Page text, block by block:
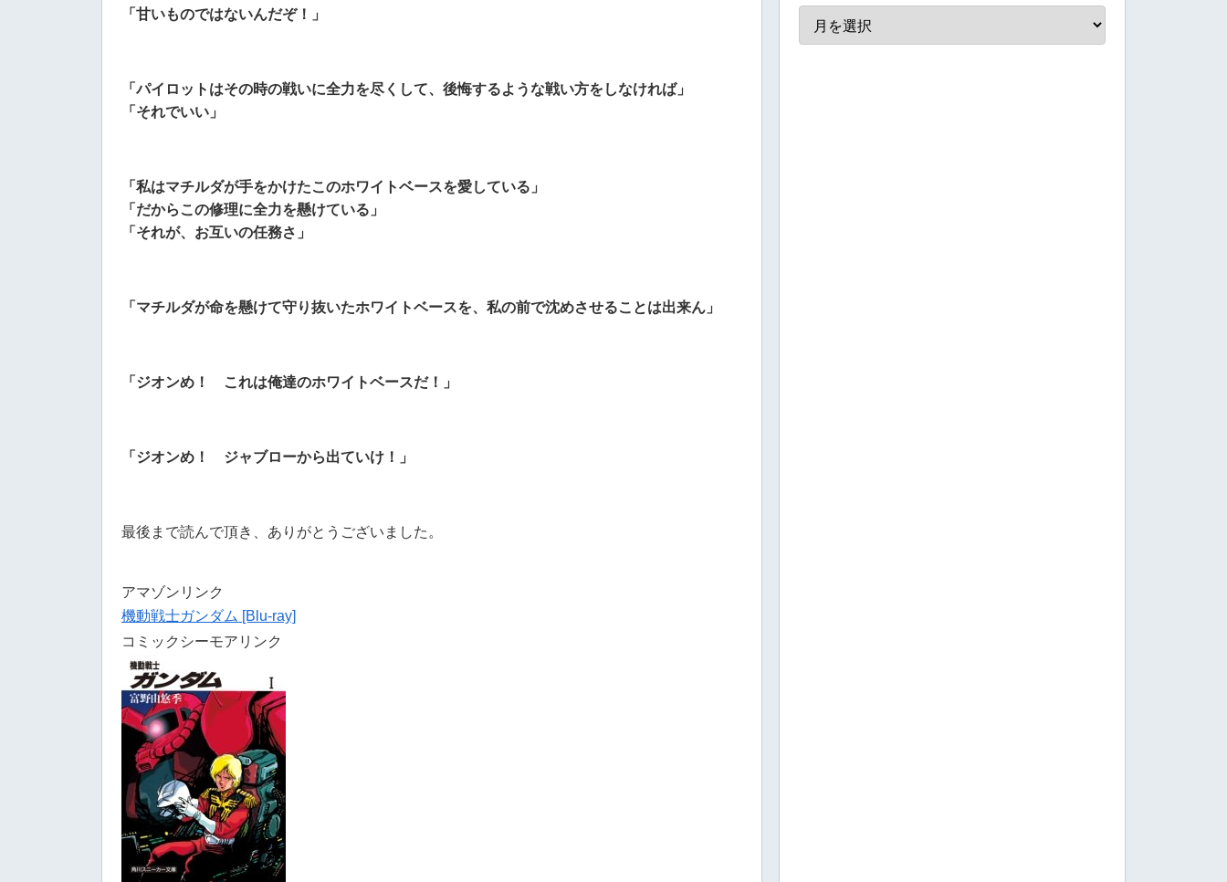
「甘いものではないんだぞ！」
「パイロットはその時の戦いに全力を尽くして、後悔するような戦い方をしなければ」
「それでいい」
「私はマチルダが手をかけたこのホワイトベースを愛している」
「だからこの修理に全力を懸けている」
「それが、お互いの任務さ」
「マチルダが命を懸けて守り抜いたホワイトベースを、私の前で沈めさせることは出来ん」
「ジオンめ！ これは俺達のホワイトベースだ！」
「ジオンめ！ ジャブローから出ていけ！」
最後まで読んで頂き、ありがとうございました。
アマゾンリンク
機動戦士ガンダム [Blu-ray]
コミックシーモアリンク